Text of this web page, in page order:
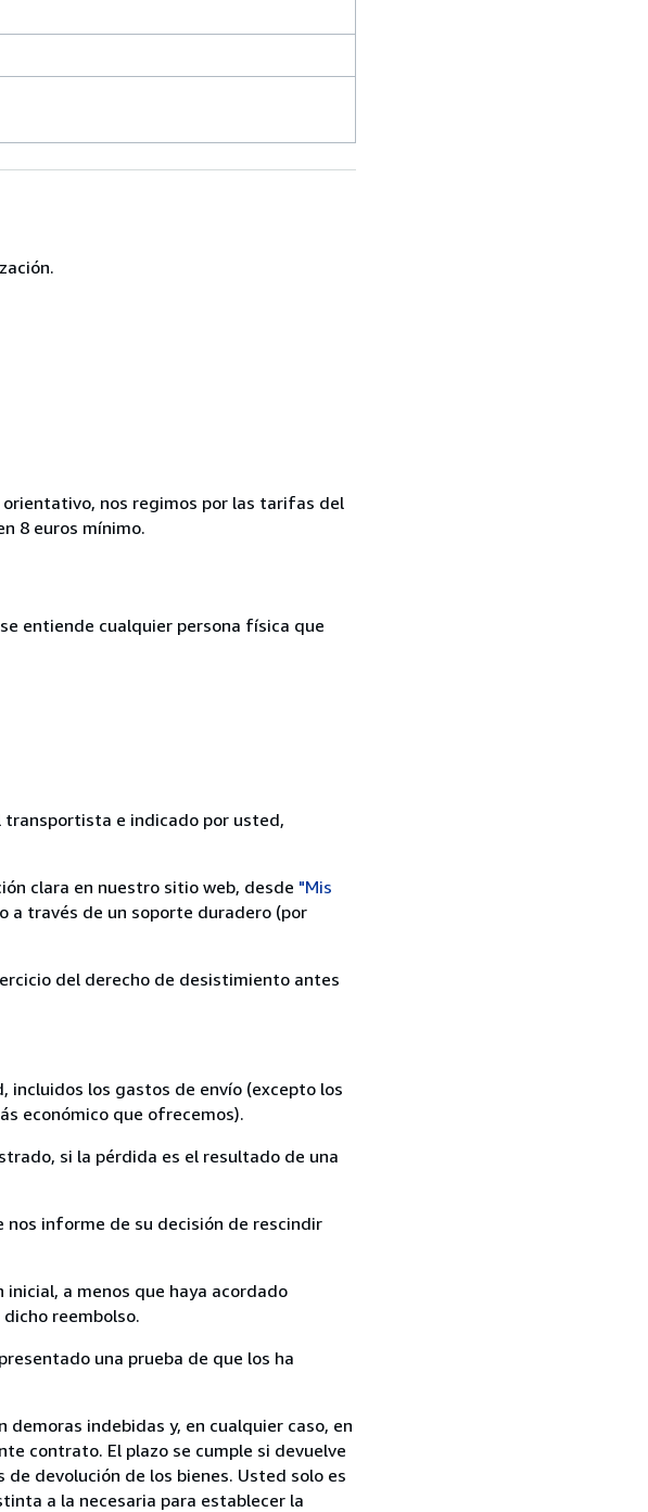
orientativo, nos regimos por las tarifas del
8 euros mínimo.
entiende cualquier persona física que
transportista e indicado por usted,
clara en nuestro sitio web, desde "Mis
a través de un soporte duradero (por
del derecho de desistimiento antes
incluidos los gastos de envío (excepto los
económico que ofrecemos).
si la pérdida es el resultado de una
nos informe de su decisión de rescindir
a menos que haya acordado
reembolso.
una prueba de que los ha
demoras indebidas y, en cualquier caso, en
contrato. El plazo se cumple si devuelve
devolución de los bienes. Usted solo es
a la necesaria para establecer la